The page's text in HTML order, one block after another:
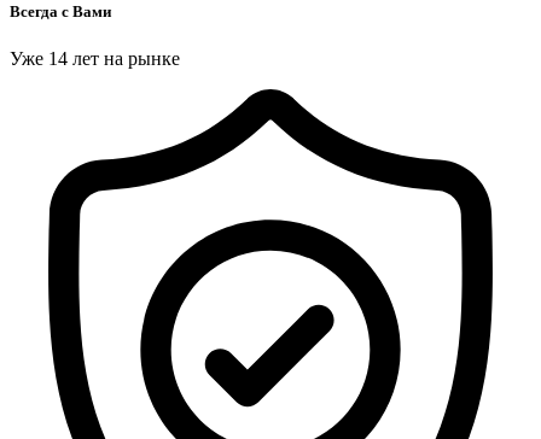
Всегда с Вами
Уже 14 лет на рынке